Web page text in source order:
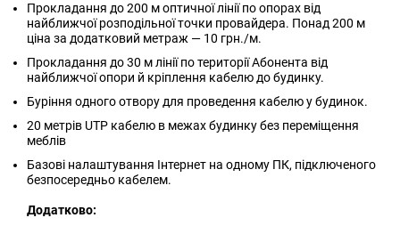
Прокладання до 200 м оптичної лінії по опорах від
найближчої розподільної точки провайдера. Понад 200 м
ціна за додатковий метраж — 10 грн./м.
Прокладання до 30 м лінії по території Абонента від
найближчої опори й кріплення кабелю до будинку.
Буріння одного отвору для проведення кабелю у будинок.
20 метрів UTP кабелю в межах будинку без переміщення
меблів
Базові налаштування Інтернет на одному ПК, підключеного
безпосередньо кабелем.
Додатково: